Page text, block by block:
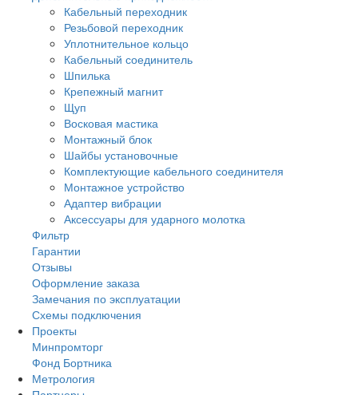
Кабельный переходник
Резьбовой переходник
Уплотнительное кольцо
Кабельный соединитель
Шпилька
Крепежный магнит
Щуп
Восковая мастика
Монтажный блок
Шайбы установочные
Комплектующие кабельного соединителя
Монтажное устройство
Адаптер вибрации
Аксессуары для ударного молотка
Фильтр
Гарантии
Отзывы
Оформление заказа
Замечания по эксплуатации
Схемы подключения
Проекты
Минпромторг
Фонд Бортника
Метрология